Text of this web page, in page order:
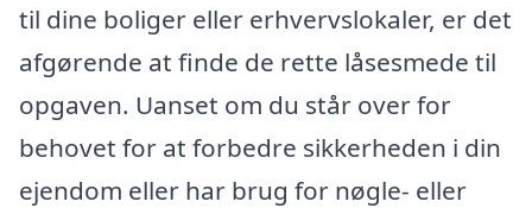
til dine boliger eller erhvervslokaler, er det
afgørende at finde de rette låsesmede til
opgaven. Uanset om du står over for
behovet for at forbedre sikkerheden i din
ejendom eller har brug for nøgle- eller